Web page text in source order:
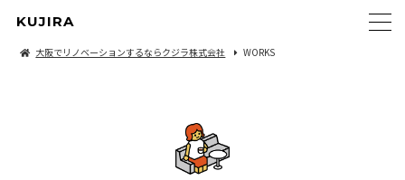
KUJIRA
大阪でリノベーションするならクジラ株式会社 WORKS